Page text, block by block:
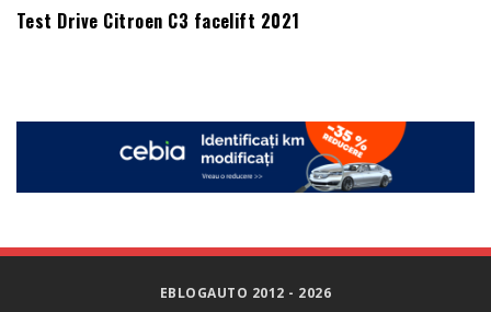
Test Drive Citroen C3 facelift 2021
EBLOGAUTO 2012 - 2026